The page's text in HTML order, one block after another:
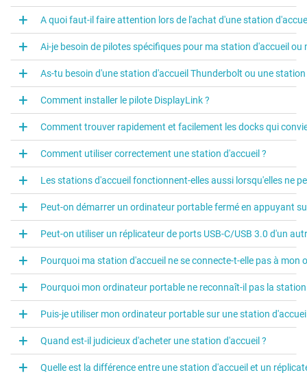
Tout est parfait.
A quoi faut-il faire attention lors de l'achat d'une station
Ai-je besoin de pilotes spécifiques pour ma station d'accueil ou
As-tu besoin d'une station d'accueil Thunderbolt ou une station
Comment installer le pilote DisplayLink ?
Comment trouver rapidement et facilement les docks qui
Comment utiliser correctement une station d'accueil ?
Les stations d'accueil fonctionnent-elles aussi lorsqu'elles ne
Peut-on démarrer un ordinateur portable fermé en appuyant
Peut-on utiliser un réplicateur de ports USB-C/USB 3.0 d'un
Pourquoi ma station d'accueil ne se connecte-t-elle pas à mon
Pourquoi mon ordinateur portable ne reconnaît-il pas la station
Puis-je utiliser mon ordinateur portable sur une station
Quand est-il judicieux d'acheter une station d'accueil ?
Quelle est la différence entre une station d'accueil et un